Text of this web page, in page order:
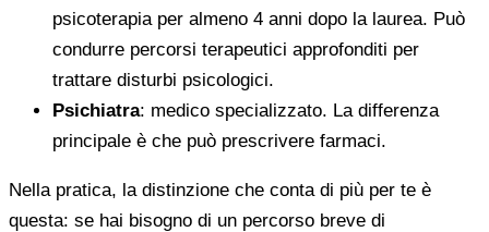
psicoterapia per almeno 4 anni dopo la laurea. Può
condurre percorsi terapeutici approfonditi per
trattare disturbi psicologici.
Psichiatra: medico specializzato. La differenza
principale è che può prescrivere farmaci.
Nella pratica, la distinzione che conta di più per te è
questa: se hai bisogno di un percorso breve di